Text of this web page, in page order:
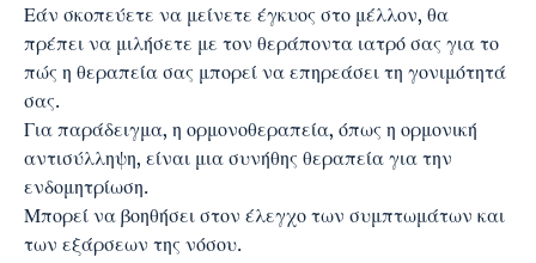
Εάν σκοπεύετε να μείνετε έγκυος στο μέλλον, θα
πρέπει να μιλήσετε με τον θεράποντα ιατρό σας για το
πώς η θεραπεία σας μπορεί να επηρεάσει τη γονιμότητά
σας.
Για παράδειγμα, η ορμονοθεραπεία, όπως η ορμονική
αντισύλληψη, είναι μια συνήθης θεραπεία για την
ενδομητρίωση.
Μπορεί να βοηθήσει στον έλεγχο των συμπτωμάτων και
των εξάρσεων της νόσου.